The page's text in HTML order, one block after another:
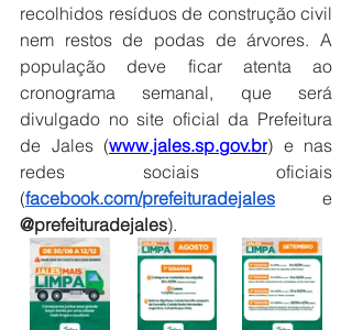
recolhidos resíduos de construção civil
nem restos de podas de árvores. A
população deve ficar atenta ao
cronograma semanal, que será
divulgado no site oficial da Prefeitura
de Jales (www.jales.sp.gov.br) e nas
redes sociais oficiais
(facebook.com/prefeituradejales
@prefeituradejales).